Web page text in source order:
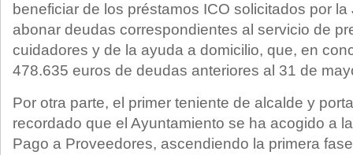
beneficiar de los préstamos ICO solicitados por
abonar deudas correspondientes al servicio de
cuidadores y de la ayuda a domicilio, que, en
478.635 euros de deudas anteriores al 31 de
Por otra parte, el primer teniente de alcalde y
recordado que el Ayuntamiento se ha acogido a
Pago a Proveedores, ascendiendo la primera